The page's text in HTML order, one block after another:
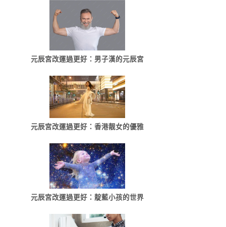
元辰宮改運過更好：男子漢的元辰宮
元辰宮改運過更好：香港靓女的優雅
元辰宮改運過更好：靛藍小孩的世界